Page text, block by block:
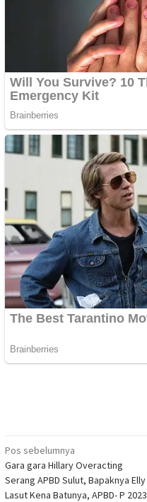
Navigasi
pos
Pos sebelumnya
Gara gara Hillary Overacting
Serang APBD Sulut, Bapaknya Elly
Lasut Kena Batunya, APBD- P 2023